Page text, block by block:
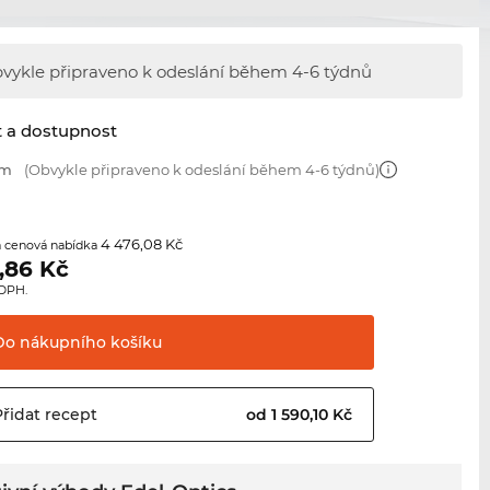
připraveno k odeslání během 4-6 týdnů
a dostupnost
(Obvykle připraveno k odeslání během 4-6 týdnů)
cenová nabídka4 476,08 Kč
Kč
nákupního košíku
recept od 1 590,10 Kč